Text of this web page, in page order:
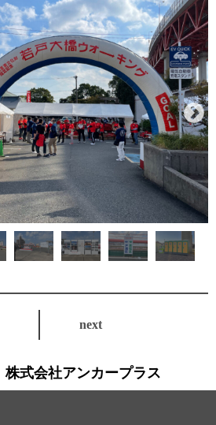
next
株式会社アンカープラス